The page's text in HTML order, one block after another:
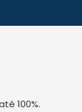
100%.